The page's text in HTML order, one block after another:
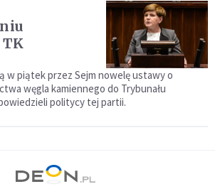
w piątek przez Sejm nowelę ustawy o
węgla kamiennego do Trybunału
politycy tej partii.